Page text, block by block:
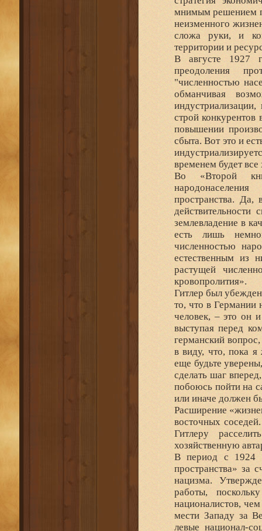
мнимым решением
неизменного
сложа руки, и
территории и
В августе 1927
преодоления
"численностью
обманчивая
строй конкурентов
повышении
сбыта. Вот это и
временем будет
Во «Второй
пространства. Да,
действительности
землевладение в
есть лишь
численностью
естественным из
растущей
кровопролития».
Гитлер был
то, что в Германии
человек, – это он
выступая перед
германский
в виду, что, пока
еще будьте
сделать шаг
побоюсь пойти на
или иначе должен
Расширение
восточных
Гитлеру
хозяйственную
В период с 1924
пространства» за
нацизма.
работы,
националистов,
мести Западу за
левые национал-